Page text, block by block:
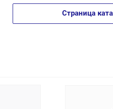
Страница